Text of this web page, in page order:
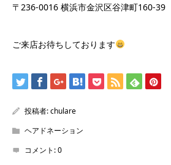
〒236-0016 横浜市金沢区谷津町160-39
ご来店お待ちしております
投稿者:chulare
ヘアドネーション
コメント:0